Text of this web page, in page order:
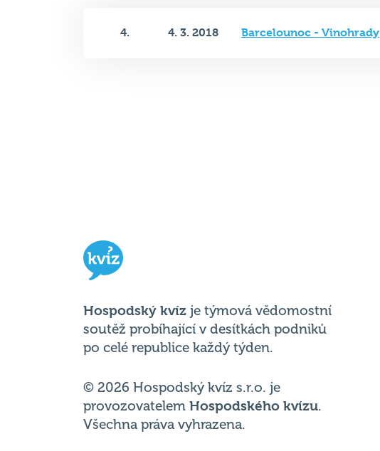
4. 4. 3. 2018 Barcelounoc - Vinohrady
Hospodský kvíz je týmová vědomostní
soutěž probíhající v desítkách podniků
po celé republice každý týden.
© 2026 Hospodský kvíz s.r.o. je
provozovatelem Hospodského kvízu.
Všechna práva vyhrazena.